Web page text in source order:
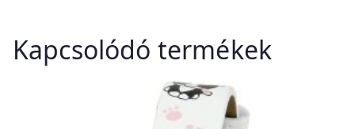
Kapcsolódó termékek